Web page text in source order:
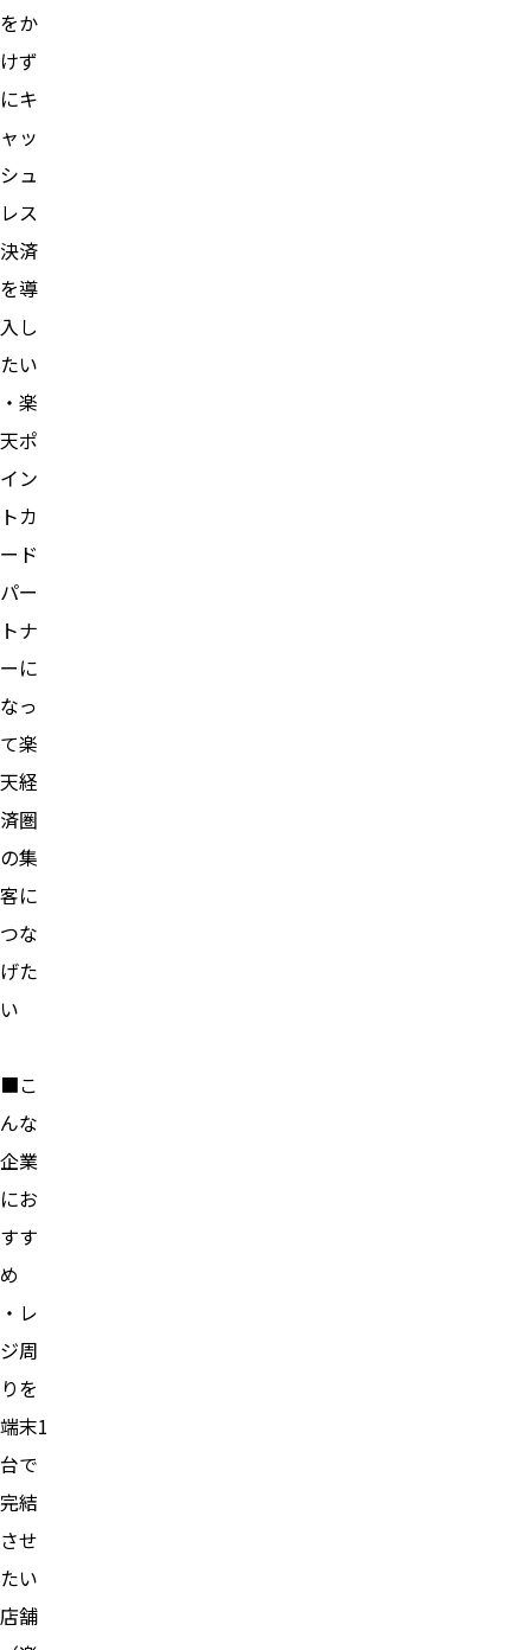
をか
けず
にキ
ャッ
シュ
レス
決済
を導
入し
たい
・楽
天ポ
イン
トカ
ード
パー
トナ
ーに
なっ
て楽
天経
済圏
の集
客に
つな
げた
い
■こ
んな
企業
にお
すす
め
・レ
ジ周
りを
端末1
台で
完結
させ
たい
店舗